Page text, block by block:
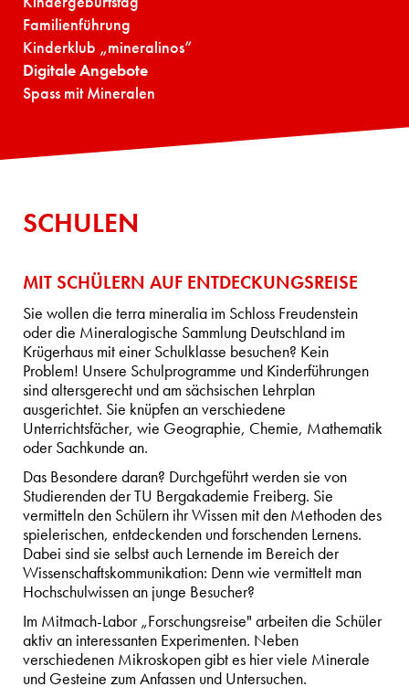
Familienführung
Kinderklub „mineralinos“
Digitale Angebote
Spass mit Mineralen
SCHULEN
MIT SCHÜLERN AUF ENTDECKUNGSREISE
Sie wollen die terra mineralia im Schloss Freudenstein
oder die Mineralogische Sammlung Deutschland im
Krügerhaus mit einer Schulklasse besuchen? Kein
Problem! Unsere Schulprogramme und Kinderführungen
sind altersgerecht und am sächsischen Lehrplan
ausgerichtet. Sie knüpfen an verschiedene
Unterrichtsfächer, wie Geographie, Chemie, Mathematik
oder Sachkunde an.
Das Besondere daran? Durchgeführt werden sie von
Studierenden der TU Bergakademie Freiberg. Sie
vermitteln den Schülern ihr Wissen mit den Methoden des
spielerischen, entdeckenden und forschenden Lernens.
Dabei sind sie selbst auch Lernende im Bereich der
Wissenschaftskommunikation: Denn wie vermittelt man
Hochschulwissen an junge Besucher?
Im Mitmach-Labor „Forschungsreise" arbeiten die Schüler
aktiv an interessanten Experimenten. Neben
verschiedenen Mikroskopen gibt es hier viele Minerale
und Gesteine zum Anfassen und Untersuchen.